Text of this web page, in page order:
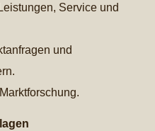
Service und
und